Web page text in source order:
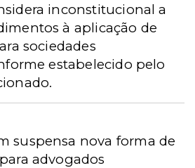
inconstitucional a
à aplicação de
sociedades
estabelecido pelo
suspensa nova forma de
advogados